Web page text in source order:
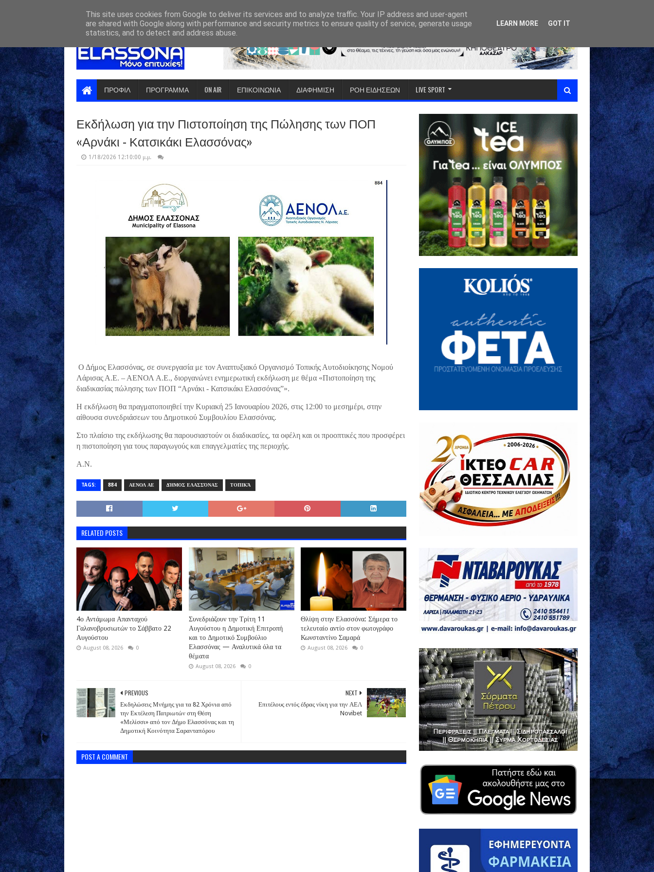
ΠΡΟΦΙΛ ΠΡΟΓΡΑΜΜΑ ON AIR ΕΠΙΚΟΙΝΩΝΙΑ ΔΙΑΦΗΜΙΣΗ ΡΟΗ ΕΙΔΗΣΕΩΝ LIVE SPORT
Εκδήλωση για την Πιστοποίηση της Πώλησης των ΠΟΠ
«Αρνάκι - Κατσικάκι Ελασσόνας»
1/18/2026 12:10:00 μ.μ.
Ο Δήμος Ελασσόνας, σε συνεργασία με τον Αναπτυξιακό Οργανισμό Τοπικής Αυτοδιοίκησης Νομού
Λάρισας Α.Ε. – ΑΕΝΟΛ Α.Ε., διοργανώνει ενημερωτική εκδήλωση με θέμα «Πιστοποίηση της
διαδικασίας πώλησης των ΠΟΠ “Αρνάκι - Κατσικάκι Ελασσόνας”».
Η εκδήλωση θα πραγματοποιηθεί την Κυριακή 25 Ιανουαρίου 2026, στις 12:00 το μεσημέρι, στην
αίθουσα συνεδριάσεων του Δημοτικού Συμβουλίου Ελασσόνας.
Στο πλαίσιο της εκδήλωσης θα παρουσιαστούν οι διαδικασίες, τα οφέλη και οι προοπτικές που προσφέρει
η πιστοποίηση για τους παραγωγούς και επαγγελματίες της περιοχής.
Α.Ν.
TAGS: 884 ΑΕΝΟΛ ΑΕ ΔΉΜΟΣ ΕΛΑΣΣΌΝΑΣ ΤΟΠΙΚΆ
RELATED POSTS
4ο Αντάμωμα Απανταχού
Γαλανοβρυσιωτών το Σάββατο 22
Αυγούστου
August 08, 2026 0
Συνεδριάζουν την Τρίτη 11
Αυγούστου η Δημοτική Επιτροπή
και το Δημοτικό Συμβούλιο
Ελασσόνας — Αναλυτικά όλα τα
θέματα
August 08, 2026 0
Θλίψη στην Ελασσόνα: Σήμερα το
τελευταίο αντίο στον φωτογράφο
Κωνσταντίνο Σαμαρά
August 08, 2026 0
NEXT
Επιτέλους εντός έδρας νίκη για την ΑΕΛ
Novibet
PREVIOUS
Εκδηλώσεις Μνήμης για τα 82 Χρόνια από
την Εκτέλεση Πατριωτών στη Θέση
«Μελίσσι» από τον Δήμο Ελασσόνας και τη
Δημοτική Κοινότητα Σαρανταπόρου
POST A COMMENT
This site uses cookies from Google to deliver its services and to analyze traffic. Your IP address and user-agent
are shared with Google along with performance and security metrics to ensure quality of service, generate usage
statistics, and to detect and address abuse.
LEARN MORE GOT IT